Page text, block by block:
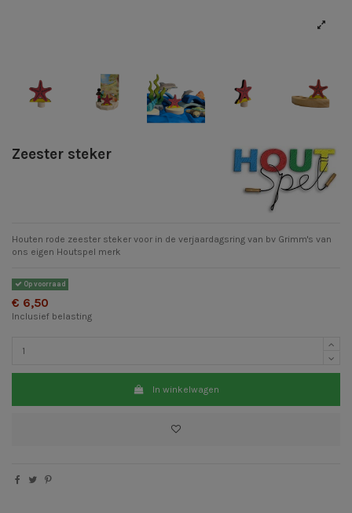
Zeester steker
Houten rode zeester steker voor in de verjaardagsring van bv Grimm's van
ons eigen Houtspel merk
Op voorraad
€ 6,50
Inclusief belasting
In winkelwagen